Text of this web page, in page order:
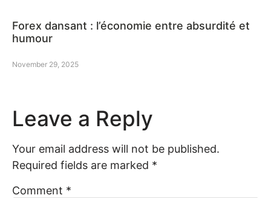
Forex dansant : l’économie entre absurdité et
humour
November 29, 2025
Leave a Reply
Your email address will not be published.
Required fields are marked *
Comment *